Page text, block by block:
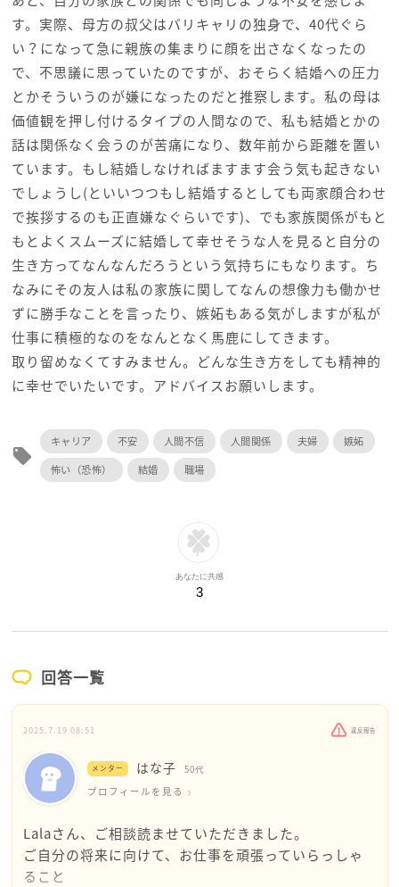
す。実際、母方の叔父はバリキャリの独身で、40代ぐら
い？になって急に親族の集まりに顔を出さなくなったの
で、不思議に思っていたのですが、おそらく結婚への圧力
とかそういうのが嫌になったのだと推察します。私の母は
価値観を押し付けるタイプの人間なので、私も結婚とかの
話は関係なく会うのが苦痛になり、数年前から距離を置い
ています。もし結婚しなければますます会う気も起きない
でしょうし(といいつつもし結婚するとしても両家顔合わせ
で挨拶するのも正直嫌なぐらいです)、でも家族関係がもと
もとよくスムーズに結婚して幸せそうな人を見ると自分の
生き方ってなんなんだろうという気持ちにもなります。ち
なみにその友人は私の家族に関してなんの想像力も働かせ
ずに勝手なことを言ったり、嫉妬もある気がしますが私が
仕事に積極的なのをなんとなく馬鹿にしてきます。
取り留めなくてすみません。どんな生き方をしても精神的
に幸せでいたいです。アドバイスお願いします。
local_offer
キャリア 不安 人間不信 人間関係 夫婦
嫉妬
怖い（恐怖）
結婚 職場
あなたに共感
3
回答一覧
2025.7.19 08:51 違反報告
メンター はな子 50代
プロフィールを見る
Lalaさん、ご相談読ませていただきました。
ご自分の将来に向けて、お仕事を頑張っていらっしゃ
ること